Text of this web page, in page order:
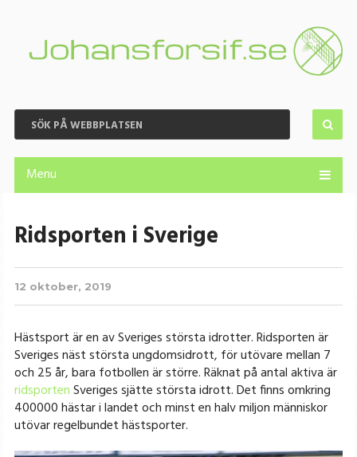
Menu
Ridsporten i Sverige
12 oktober, 2019
Hästsport är en av Sveriges största idrotter. Ridsporten är
Sveriges näst största ungdomsidrott, för utövare mellan 7
och 25 år, bara fotbollen är större. Räknat på antal aktiva är
ridsportenSveriges sjätte största idrott. Det finns omkring
400000 hästar i landet och minst en halv miljon människor
utövar regelbundet hästsporter.